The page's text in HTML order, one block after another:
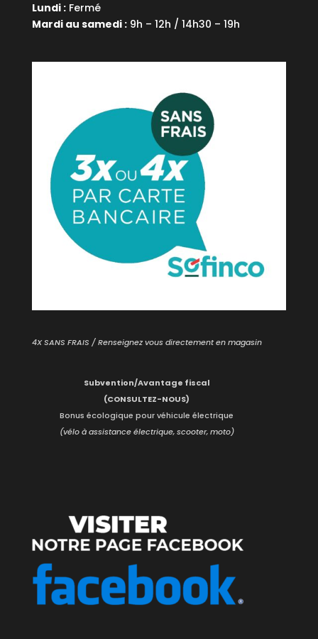
Lundi :Fermé
Mardi au samedi :9h – 12h / 14h30 – 19h
4X SANS FRAIS / Renseignez vous directement en magasin
Subvention/Avantage fiscal
(CONSULTEZ-NOUS)
Bonus écologique pour véhicule électrique
(vélo à assistance électrique, scooter, moto)